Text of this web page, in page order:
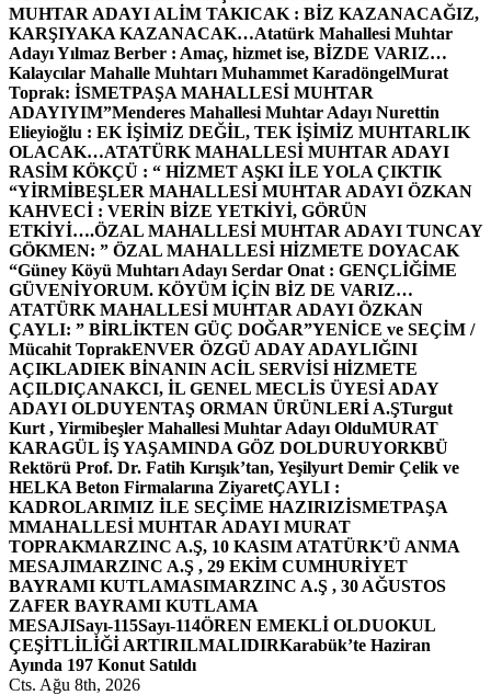
MUHTAR ADAYI ALİM TAKICAK : BİZ KAZANACAĞIZ,
KARŞIYAKA KAZANACAK…Atatürk Mahallesi Muhtar
Adayı Yılmaz Berber : Amaç, hizmet ise, BİZDE VARIZ…
Kalaycılar Mahalle Muhtarı Muhammet KaradöngelMurat
Toprak: İSMETPAŞA MAHALLESİ MUHTAR
ADAYIYIM”Menderes Mahallesi Muhtar Adayı Nurettin
Elieyioğlu : EK İŞİMİZ DEĞİL, TEK İŞİMİZ MUHTARLIK
OLACAK…ATATÜRK MAHALLESİ MUHTAR ADAYI
RASİM KÖKÇÜ : “ HİZMET AŞKI İLE YOLA ÇIKTIK
“YİRMİBEŞLER MAHALLESİ MUHTAR ADAYI ÖZKAN
KAHVECİ : VERİN BİZE YETKİYİ, GÖRÜN
ETKİYİ….ÖZAL MAHALLESİ MUHTAR ADAYI TUNCAY
GÖKMEN: ” ÖZAL MAHALLESİ HİZMETE DOYACAK
“Güney Köyü Muhtarı Adayı Serdar Onat : GENÇLİĞİME
GÜVENİYORUM. KÖYÜM İÇİN BİZ DE VARIZ…
ATATÜRK MAHALLESİ MUHTAR ADAYI ÖZKAN
ÇAYLI: ” BİRLİKTEN GÜÇ DOĞAR”YENİCE ve SEÇİM /
Mücahit ToprakENVER ÖZGÜ ADAY ADAYLIĞINI
AÇIKLADIEK BİNANIN ACİL SERVİSİ HİZMETE
AÇILDIÇANAKCI, İL GENEL MECLİS ÜYESİ ADAY
ADAYI OLDUYENTAŞ ORMAN ÜRÜNLERİ A.ŞTurgut
Kurt , Yirmibeşler Mahallesi Muhtar Adayı OlduMURAT
KARAGÜL İŞ YAŞAMINDA GÖZ DOLDURUYORKBÜ
Rektörü Prof. Dr. Fatih Kırışık’tan, Yeşilyurt Demir Çelik ve
HELKA Beton Firmalarına ZiyaretÇAYLI :
KADROLARIMIZ İLE SEÇİME HAZIRIZİSMETPAŞA
MMAHALLESİ MUHTAR ADAYI MURAT
TOPRAKMARZINC A.Ş, 10 KASIM ATATÜRK’Ü ANMA
MESAJIMARZINC A.Ş , 29 EKİM CUMHURİYET
BAYRAMI KUTLAMASIMARZINC A.Ş , 30 AĞUSTOS
ZAFER BAYRAMI KUTLAMA
MESAJISayı-115Sayı-114ÖREN EMEKLİ OLDUOKUL
ÇEŞİTLİLİĞİ ARTIRILMALIDIRKarabük’te Haziran
Ayında 197 Konut Satıldı
Cts. Ağu 8th, 2026